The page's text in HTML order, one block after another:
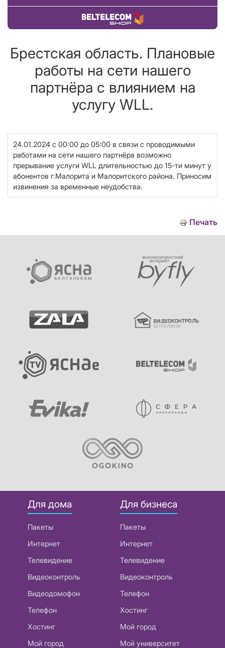
Купить товар
Брестская область. Плановые
работы на сети нашего
партнёра с влиянием на
услугу WLL.
24.01.2024 с 00:00 до 05:00 в связи с проводимыми
работами на сети нашего партнёра возможно
прерывание услуги WLL длительностью до 15-ти минут у
абонентов г.Малорита и Малоритского района. Приносим
извинения за временные неудобства.
Печать
Для дома
Пакеты
Интернет
Телевидение
Видеоконтроль
Видеодомофон
Телефон
Хостинг
Мой город
Для бизнеса
Пакеты
Интернет
Телевидение
Видеоконтроль
Телефон
Хостинг
Мой город
Мой университет